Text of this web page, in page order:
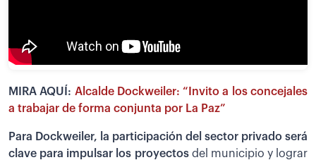
MIRA AQUÍ: Alcalde Dockweiler: “Invito a los concejales
a trabajar de forma conjunta por La Paz”
Para Dockweiler, la participación del sector privado será
clave para impulsar los proyectos del municipio y lograr